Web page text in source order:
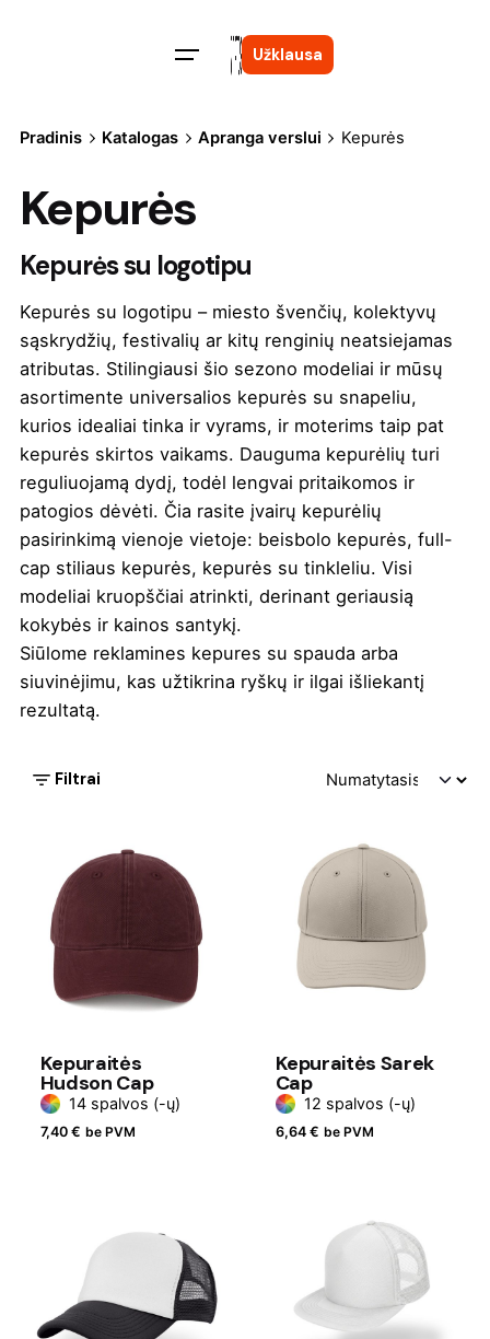
Užklausa
Pradinis Katalogas Apranga verslui Kepurės
Kepurės
Kepurės su logotipu
Kepurės su logotipu – miesto švenčių, kolektyvų
sąskrydžių, festivalių ar kitų renginių neatsiejamas
atributas. Stilingiausi šio sezono modeliai ir mūsų
asortimente universalios kepurės su snapeliu,
kurios idealiai tinka ir vyrams, ir moterims taip pat
kepurės skirtos vaikams. Dauguma kepurėlių turi
reguliuojamą dydį, todėl lengvai pritaikomos ir
patogios dėvėti. Čia rasite įvairų kepurėlių
pasirinkimą vienoje vietoje: beisbolo kepurės, full-
cap stiliaus kepurės, kepurės su tinkleliu. Visi
modeliai kruopščiai atrinkti, derinant geriausią
kokybės ir kainos santykį.
Siūlome reklamines kepures su spauda arba
siuvinėjimu, kas užtikrina ryškų ir ilgai išliekantį
rezultatą.
Filtrai
Kepuraitės
Hudson Cap
14 spalvos (-ų)
7,40 € be PVM
Kepuraitės Sarek
Cap
12 spalvos (-ų)
6,64 € be PVM